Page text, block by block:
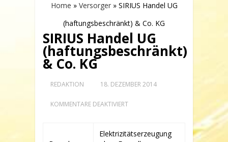
Home » Versorger» SIRIUS Handel UG
(haftungsbeschränkt) & Co. KG
SIRIUS Handel UG
(haftungsbeschränkt)
& Co. KG
REDAKTION 18. DEZEMBER 2014
KOMMENTARE DEAKTIVIERTFÜR
(HAFTUNGSBESCHRÄNKT)
Elektrizitätserzeugung